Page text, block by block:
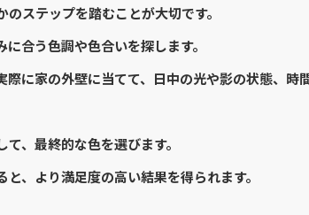
ステップを踏むことが大切です。
合う色調や色合いを探します。
に家の外壁に当てて、日中の光や影の状態、時
、最終的な色を選びます。
、より満足度の高い結果を得られます。